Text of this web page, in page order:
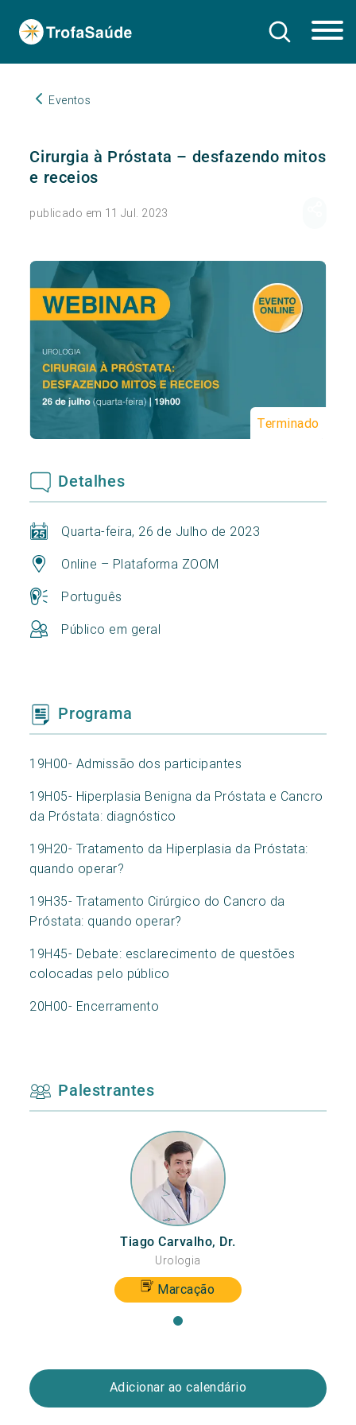
Eventos
Cirurgia à Próstata – desfazendo mitos
e receios
publicado em 11 Jul. 2023
Terminado
Detalhes
Quarta-feira, 26 de Julho de 2023
Online – Plataforma ZOOM
Português
Público em geral
Programa
19H00- Admissão dos participantes
19H05- Hiperplasia Benigna da Próstata e Cancro
da Próstata: diagnóstico
19H20- Tratamento da Hiperplasia da Próstata:
quando operar?
19H35- Tratamento Cirúrgico do Cancro da
Próstata: quando operar?
19H45- Debate: esclarecimento de questões
colocadas pelo público
20H00- Encerramento
Palestrantes
Tiago Carvalho, Dr.
Urologia
Marcação
Adicionar ao calendário